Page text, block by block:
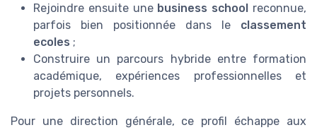
Rejoindre ensuite une business school reconnue,
parfois bien positionnée dans le classement
ecoles ;
Construire un parcours hybride entre formation
académique, expériences professionnelles et
projets personnels.
Pour une direction générale, ce profil échappe aux